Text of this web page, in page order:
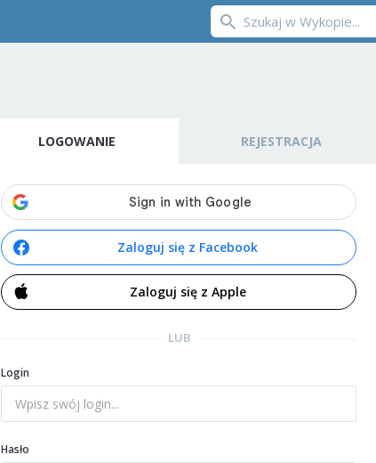
LOGOWANIE REJESTRACJA
Zaloguj się z Facebook
Zaloguj się z Apple
LUB
Login
Hasło